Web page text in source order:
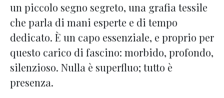
un piccolo segno segreto, una grafia tessile
che parla di mani esperte e di tempo
dedicato. È un capo essenziale, e proprio per
questo carico di fascino: morbido, profondo,
silenzioso. Nulla è superfluo; tutto è
presenza.